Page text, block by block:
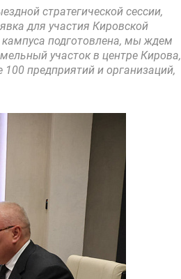
стратегической сессии,
для участия Кировской
подготовлена, мы ждем
участок в центре Кирова,
предприятий и организаций,